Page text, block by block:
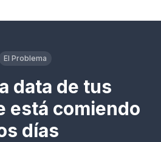
El Problema
data de tus
está comiendo
días